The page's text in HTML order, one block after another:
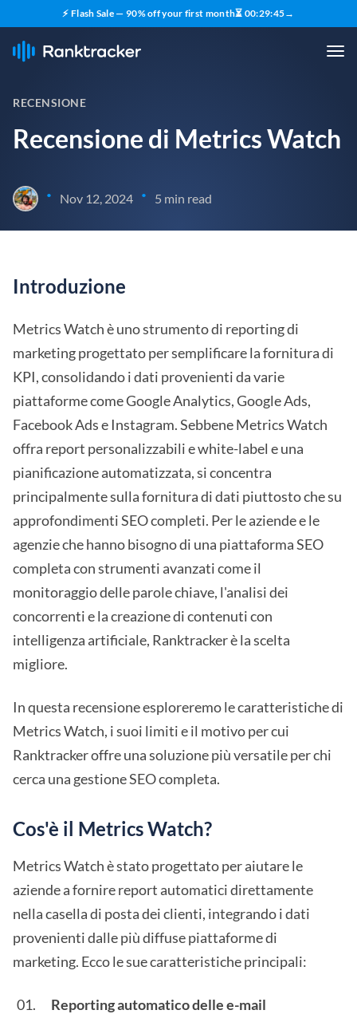
⚡ Flash Sale — 90% off your first month⏳ 00:29:44→
RECENSIONE
Recensione di Metrics Watch
• Nov 12, 2024 • 5 min read
Introduzione
Metrics Watch è uno strumento di reporting di
marketing progettato per semplificare la fornitura di
KPI, consolidando i dati provenienti da varie
piattaforme come Google Analytics, Google Ads,
Facebook Ads e Instagram. Sebbene Metrics Watch
offra report personalizzabili e white-label e una
pianificazione automatizzata, si concentra
principalmente sulla fornitura di dati piuttosto che su
approfondimenti SEO completi. Per le aziende e le
agenzie che hanno bisogno di una piattaforma SEO
completa con strumenti avanzati come il
monitoraggio delle parole chiave, l'analisi dei
concorrenti e la creazione di contenuti con
intelligenza artificiale, Ranktracker è la scelta
migliore.
In questa recensione esploreremo le caratteristiche di
Metrics Watch, i suoi limiti e il motivo per cui
Ranktracker offre una soluzione più versatile per chi
cerca una gestione SEO completa.
Cos'è il Metrics Watch?
Metrics Watch è stato progettato per aiutare le
aziende a fornire report automatici direttamente
nella casella di posta dei clienti, integrando i dati
provenienti dalle più diffuse piattaforme di
marketing. Ecco le sue caratteristiche principali:
Reporting automatico delle e-mail